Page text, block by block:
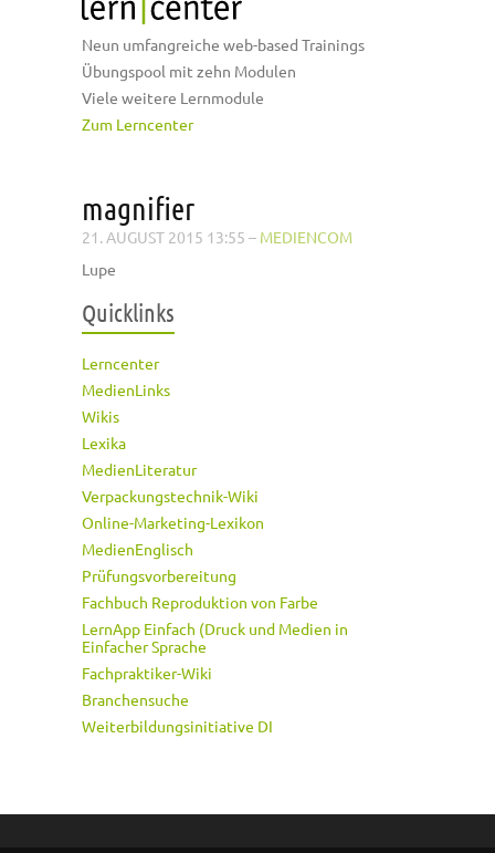
Neun umfangreiche web-based Trainings
Übungspool mit zehn Modulen
Viele weitere Lernmodule
Zum Lerncenter
magnifier
21. AUGUST 2015 13:55 – MEDIENCOM
Lupe
Quicklinks
Lerncenter
MedienLinks
Wikis
Lexika
MedienLiteratur
Verpackungstechnik-Wiki
Online-Marketing-Lexikon
MedienEnglisch
Prüfungsvorbereitung
Fachbuch Reproduktion von Farbe
LernApp Einfach (Druck und Medien in
Einfacher Sprache
Fachpraktiker-Wiki
Branchensuche
Weiterbildungsinitiative DI